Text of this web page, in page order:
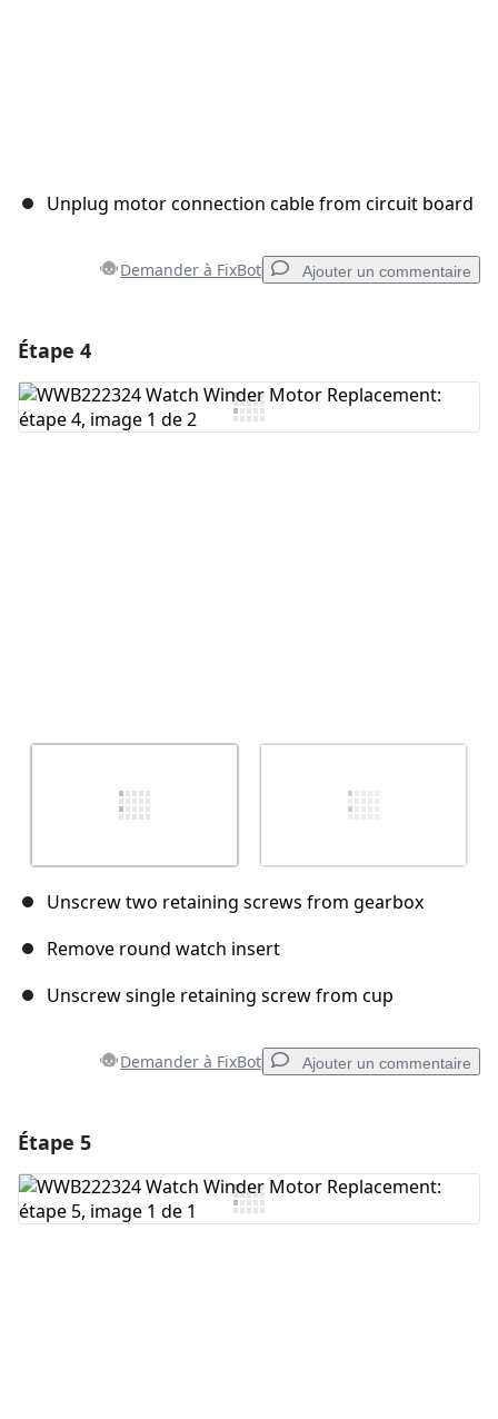
Unplug motor connection cable from circuit board
Demander à FixBot Ajouter un commentaire
Ajouter un commentaire
Étape 4
Unscrew two retaining screws from gearbox
Remove round watch insert
Unscrew single retaining screw from cup
Demander à FixBot Ajouter un commentaire
Ajouter un commentaire
Étape 5